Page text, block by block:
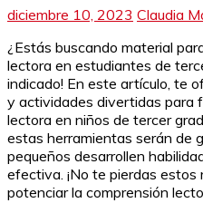
diciembre 10, 2023 Claudia
¿Estás buscando material
lectora en estudiantes de
indicado! En este artículo, te
y actividades divertidas para
lectora en niños de tercer
estas herramientas serán de
pequeños desarrollen
efectiva. ¡No te pierdas estos
potenciar la comprensión